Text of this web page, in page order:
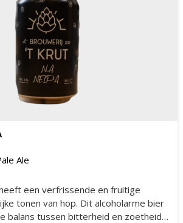
Ale
een verfrissende en fruitige
tonen van hop. Dit alcoholarme bier
balans tussen bitterheid en zoetheid,